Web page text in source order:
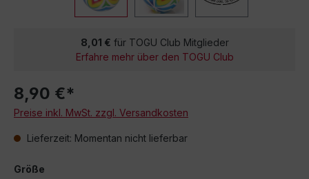
8,01 € für TOGU Club Mitglieder
Erfahre mehr über den TOGU Club
8,90 €*
Preise inkl. MwSt. zzgl. Versandkosten
Lieferzeit: Momentan nicht lieferbar
Größe